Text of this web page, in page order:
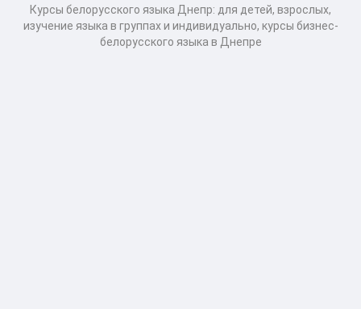
Курсы белорусского языка Днепр: для детей, взрослых,
изучение языка в группах и индивидуально, курсы бизнес-
белорусского языка в Днепре